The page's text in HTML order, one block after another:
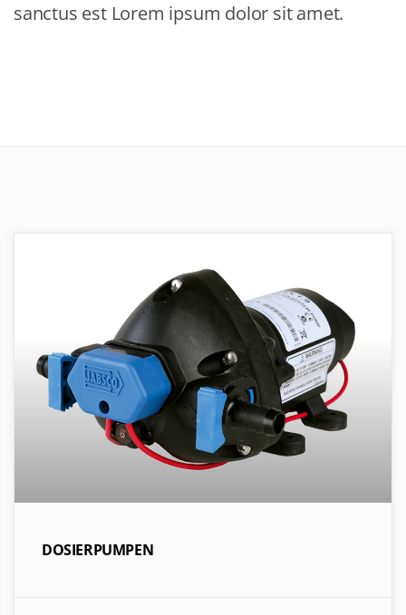
sanctus est Lorem ipsum dolor sit amet.
DOSIERPUMPEN